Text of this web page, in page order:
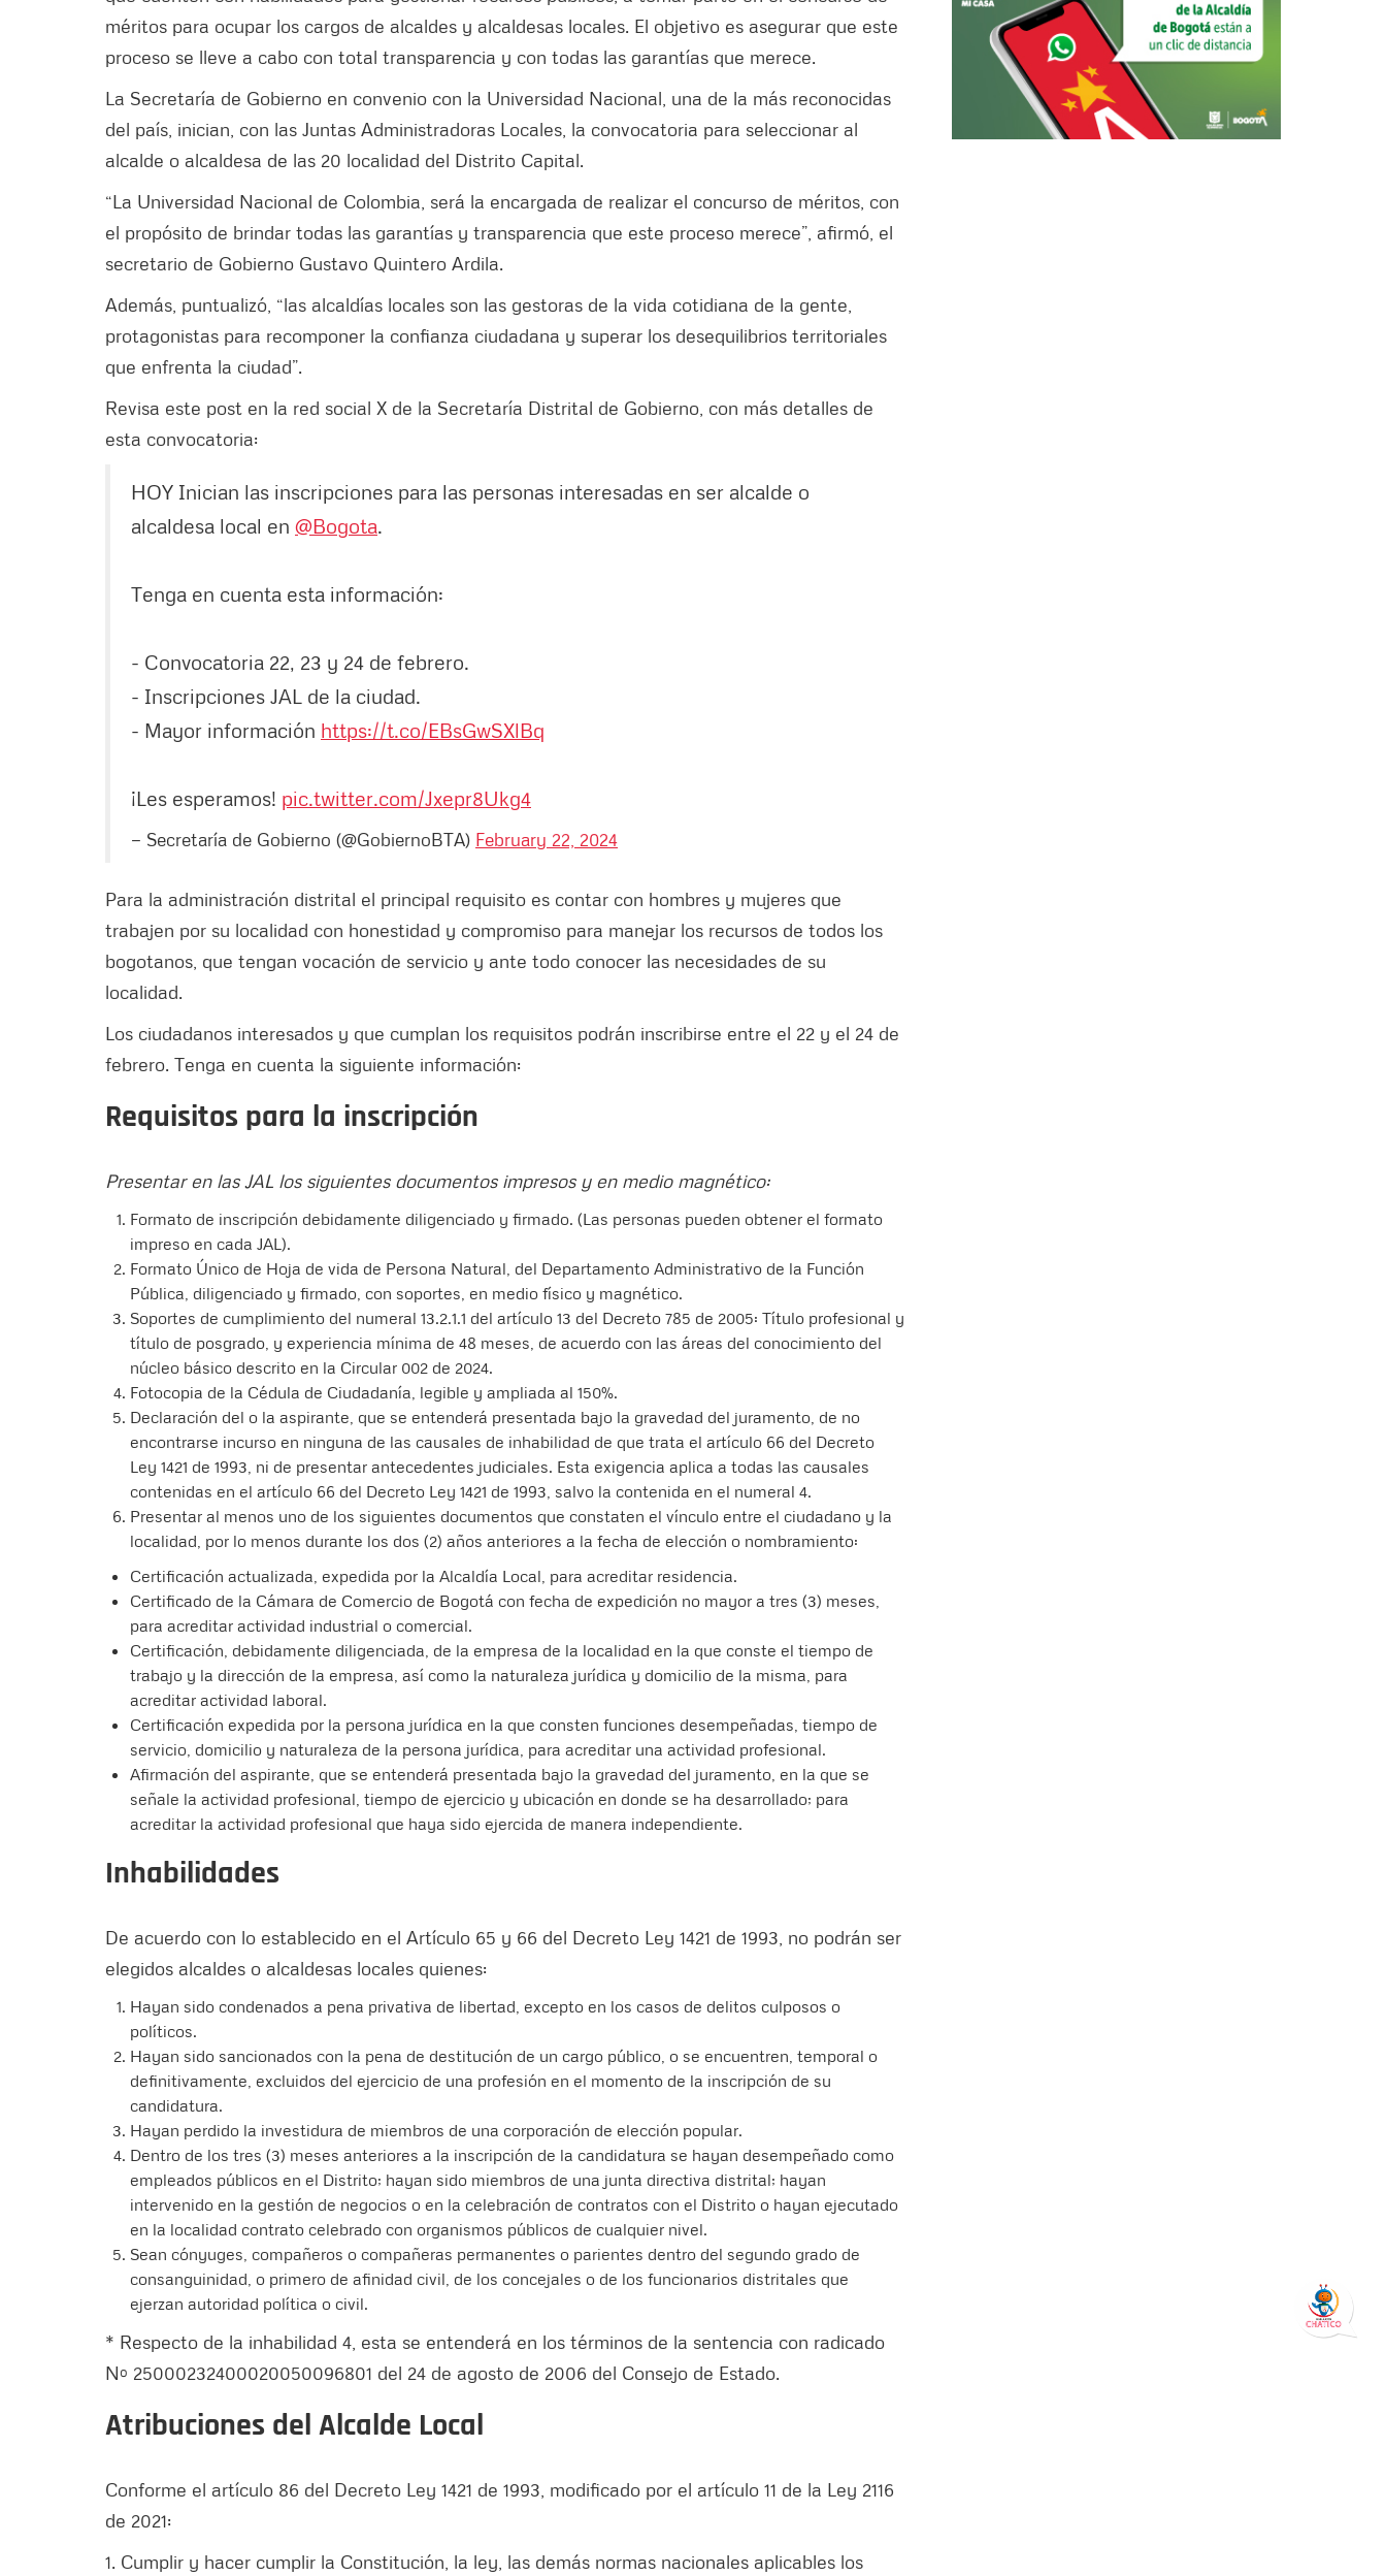
méritos para ocupar los cargos de alcaldes y alcaldesas locales. El objetivo es asegurar que este
proceso se lleve a cabo con total transparencia y con todas las garantías que merece.
La Secretaría de Gobierno en convenio con la Universidad Nacional, una de la más reconocidas
del país, inician, con las Juntas Administradoras Locales, la convocatoria para seleccionar al
alcalde o alcaldesa de las 20 localidad del Distrito Capital.
“La Universidad Nacional de Colombia, será la encargada de realizar el concurso de méritos, con
el propósito de brindar todas las garantías y transparencia que este proceso merece”, afirmó, el
secretario de Gobierno Gustavo Quintero Ardila.
Además, puntualizó, “las alcaldías locales son las gestoras de la vida cotidiana de la gente,
protagonistas para recomponer la confianza ciudadana y superar los desequilibrios territoriales
que enfrenta la ciudad”.
Revisa este post en la red social X de la Secretaría Distrital de Gobierno, con más detalles de
esta convocatoria:
HOY Inician las inscripciones para las personas interesadas en ser alcalde o
alcaldesa local en @Bogota.
Tenga en cuenta esta información:
- Convocatoria 22, 23 y 24 de febrero.
- Inscripciones JAL de la ciudad.
- Mayor información https://t.co/EBsGwSXlBq
¡Les esperamos! pic.twitter.com/Jxepr8Ukg4
— Secretaría de Gobierno (@GobiernoBTA) February 22, 2024
Para la administración distrital el principal requisito es contar con hombres y mujeres que
trabajen por su localidad con honestidad y compromiso para manejar los recursos de todos los
bogotanos, que tengan vocación de servicio y ante todo conocer las necesidades de su
localidad.
Los ciudadanos interesados y que cumplan los requisitos podrán inscribirse entre el 22 y el 24 de
febrero. Tenga en cuenta la siguiente información:
Requisitos para la inscripción
Presentar en las JAL los siguientes documentos impresos y en medio magnético:
Formato de inscripción debidamente diligenciado y firmado. (Las personas pueden obtener el formato
impreso en cada JAL).
Formato Único de Hoja de vida de Persona Natural, del Departamento Administrativo de la Función
Pública, diligenciado y firmado, con soportes, en medio físico y magnético.
Soportes de cumplimiento del numeral 13.2.1.1 del artículo 13 del Decreto 785 de 2005: Título profesional y
título de posgrado, y experiencia mínima de 48 meses, de acuerdo con las áreas del conocimiento del
núcleo básico descrito en la Circular 002 de 2024.
Fotocopia de la Cédula de Ciudadanía, legible y ampliada al 150%.
Declaración del o la aspirante, que se entenderá presentada bajo la gravedad del juramento, de no
encontrarse incurso en ninguna de las causales de inhabilidad de que trata el artículo 66 del Decreto
Ley 1421 de 1993, ni de presentar antecedentes judiciales. Esta exigencia aplica a todas las causales
contenidas en el artículo 66 del Decreto Ley 1421 de 1993, salvo la contenida en el numeral 4.
Presentar al menos uno de los siguientes documentos que constaten el vínculo entre el ciudadano y la
localidad, por lo menos durante los dos (2) años anteriores a la fecha de elección o nombramiento:
Certificación actualizada, expedida por la Alcaldía Local, para acreditar residencia.
Certificado de la Cámara de Comercio de Bogotá con fecha de expedición no mayor a tres (3) meses,
para acreditar actividad industrial o comercial.
Certificación, debidamente diligenciada, de la empresa de la localidad en la que conste el tiempo de
trabajo y la dirección de la empresa, así como la naturaleza jurídica y domicilio de la misma, para
acreditar actividad laboral.
Certificación expedida por la persona jurídica en la que consten funciones desempeñadas, tiempo de
servicio, domicilio y naturaleza de la persona jurídica, para acreditar una actividad profesional.
Afirmación del aspirante, que se entenderá presentada bajo la gravedad del juramento, en la que se
señale la actividad profesional, tiempo de ejercicio y ubicación en donde se ha desarrollado; para
acreditar la actividad profesional que haya sido ejercida de manera independiente.
Inhabilidades
De acuerdo con lo establecido en el Artículo 65 y 66 del Decreto Ley 1421 de 1993, no podrán ser
elegidos alcaldes o alcaldesas locales quienes:
Hayan sido condenados a pena privativa de libertad, excepto en los casos de delitos culposos o
políticos.
Hayan sido sancionados con la pena de destitución de un cargo público, o se encuentren, temporal o
definitivamente, excluidos del ejercicio de una profesión en el momento de la inscripción de su
candidatura.
Hayan perdido la investidura de miembros de una corporación de elección popular.
Dentro de los tres (3) meses anteriores a la inscripción de la candidatura se hayan desempeñado como
empleados públicos en el Distrito; hayan sido miembros de una junta directiva distrital; hayan
intervenido en la gestión de negocios o en la celebración de contratos con el Distrito o hayan ejecutado
en la localidad contrato celebrado con organismos públicos de cualquier nivel.
Sean cónyuges, compañeros o compañeras permanentes o parientes dentro del segundo grado de
consanguinidad, o primero de afinidad civil, de los concejales o de los funcionarios distritales que
ejerzan autoridad política o civil.
* Respecto de la inhabilidad 4, esta se entenderá en los términos de la sentencia con radicado
Nº 25000232400020050096801 del 24 de agosto de 2006 del Consejo de Estado.
Atribuciones del Alcalde Local
Conforme el artículo 86 del Decreto Ley 1421 de 1993, modificado por el artículo 11 de la Ley 2116
de 2021:
1. Cumplir y hacer cumplir la Constitución, la ley, las demás normas nacionales aplicables los